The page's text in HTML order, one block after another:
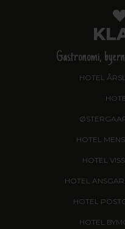
Gastronomi,
HOTEL
HOTEL
HOTEL
HOTEL ANSGAR
HOTEL
HOTEL